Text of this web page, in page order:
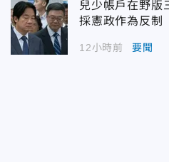
兒少帳戶在野
採憲政作為反制
12小時前 要聞